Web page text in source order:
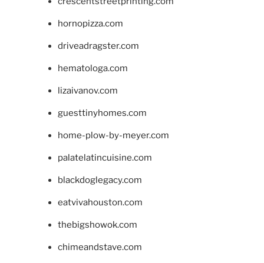
hornopizza.com
driveadragster.com
hematologa.com
lizaivanov.com
guesttinyhomes.com
home-plow-by-meyer.com
palatelatincuisine.com
blackdoglegacy.com
eatvivahouston.com
thebigshowok.com
chimeandstave.com